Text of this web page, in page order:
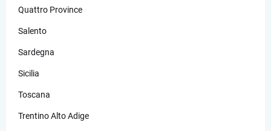
Quattro Province
Salento
Sardegna
Sicilia
Toscana
Trentino Alto Adige